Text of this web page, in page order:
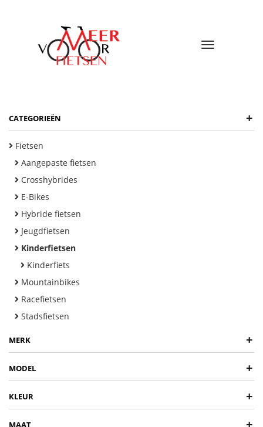
Toggle
CATEGORIEËN +
Fietsen
Aangepaste fietsen
Crosshybrides
E-Bikes
Hybride fietsen
Jeugdfietsen
Kinderfietsen
Kinderfiets
Mountainbikes
Racefietsen
Stadsfietsen
MERK +
MODEL +
KLEUR +
MAAT